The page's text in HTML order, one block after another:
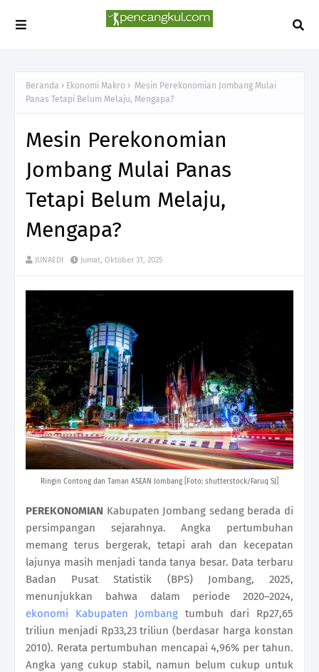
Beranda Ekonomi Makro
Mesin Perekonomian Jombang Mulai
Panas Tetapi Belum Melaju, Mengapa?
Mesin Perekonomian
Jombang Mulai Panas
Tetapi Belum Melaju,
Mengapa?
JUNAEDI Jumat, Oktober 31, 2025
Ringin Contong dan Taman ASEAN Jombang [Foto: shutterstock/Faruq SJ]
PEREKONOMIAN Kabupaten Jombang sedang berada di
persimpangan sejarahnya. Angka pertumbuhan
memang terus bergerak, tetapi arah dan kecepatan
lajunya masih menjadi tanda tanya besar. Data terbaru
Badan Pusat Statistik (BPS) Jombang, 2025,
menunjukkan bahwa dalam periode 2020–2024,
ekonomi Kabupaten Jombang tumbuh dari Rp27,65
triliun menjadi Rp33,23 triliun (berdasar harga konstan
2010). Rerata pertumbuhan mencapai 4,96% per tahun.
Angka yang cukup stabil, namun belum cukup untuk